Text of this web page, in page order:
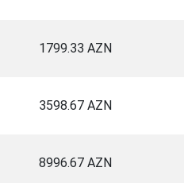
1799.33 AZN
3598.67 AZN
8996.67 AZN